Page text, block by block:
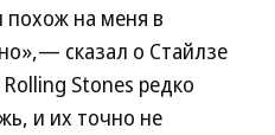
похож на меня в
сказал о Стайлзе
Stones редко
и их точно не